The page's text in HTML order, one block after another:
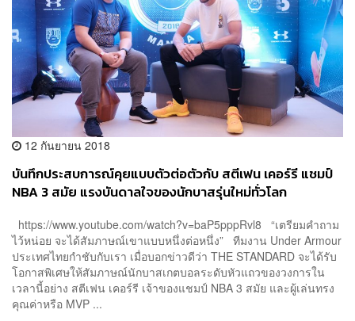
12 กันยายน 2018
บันทึกประสบการณ์คุยแบบตัวต่อตัวกับ สตีเฟน เคอร์รี แชมป์
NBA 3 สมัย แรงบันดาลใจของนักบาสรุ่นใหม่ทั่วโลก
https://www.youtube.com/watch?v=baP5pppRvl8 “เตรียมคำถาม
ไว้หน่อย จะได้สัมภาษณ์เขาแบบหนึ่งต่อหนึ่ง” ทีมงาน Under Armour
ประเทศไทยกำชับกับเรา เมื่อบอกข่าวดีว่า THE STANDARD จะได้รับ
โอกาสพิเศษให้สัมภาษณ์นักบาสเกตบอลระดับหัวแถวของวงการใน
เวลานี้อย่าง สตีเฟน เคอร์รี เจ้าของแชมป์ NBA 3 สมัย และผู้เล่นทรง
คุณค่าหรือ MVP ...